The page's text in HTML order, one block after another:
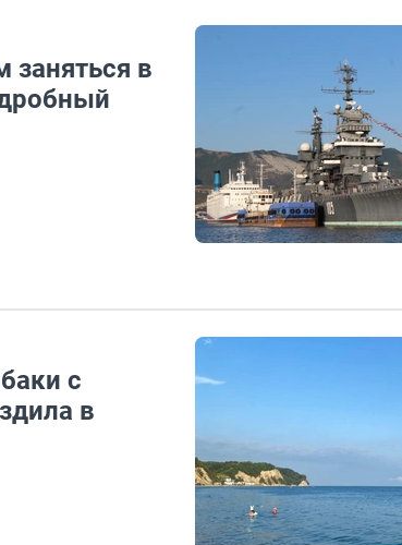
заняться в
с
в